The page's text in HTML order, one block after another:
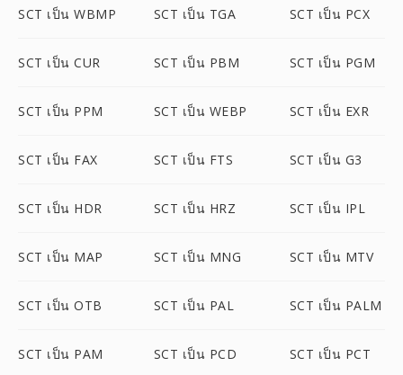
SCT เป็น WBMP SCT เป็น TGA SCT เป็น PCX
SCT เป็น CUR SCT เป็น PBM SCT เป็น PGM
SCT เป็น PPM SCT เป็น WEBP SCT เป็น EXR
SCT เป็น FAX SCT เป็น FTS SCT เป็น G3
SCT เป็น HDR SCT เป็น HRZ SCT เป็น IPL
SCT เป็น MAP SCT เป็น MNG SCT เป็น MTV
SCT เป็น OTB SCT เป็น PAL SCT เป็น PALM
SCT เป็น PAM SCT เป็น PCD SCT เป็น PCT